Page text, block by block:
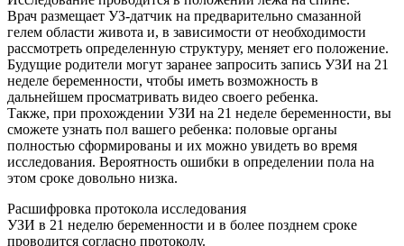
Врач размещает УЗ-датчик на предварительно смазанной
гелем области живота и, в зависимости от необходимости
рассмотреть определенную структуру, меняет его положение.
Будущие родители могут заранее запросить запись УЗИ на 21
неделе беременности, чтобы иметь возможность в
дальнейшем просматривать видео своего ребенка.
Также, при прохождении УЗИ на 21 неделе беременности, вы
сможете узнать пол вашего ребенка: половые органы
полностью сформированы и их можно увидеть во время
исследования. Вероятность ошибки в определении пола на
этом сроке довольно низка.
Расшифровка протокола исследования
УЗИ в 21 неделю беременности и в более позднем сроке
проводится согласно протоколу.